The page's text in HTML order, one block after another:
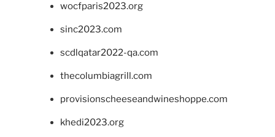
wocfparis2023.org
sinc2023.com
scdlqatar2022-qa.com
thecolumbiagrill.com
provisionscheeseandwineshoppe.com
khedi2023.org